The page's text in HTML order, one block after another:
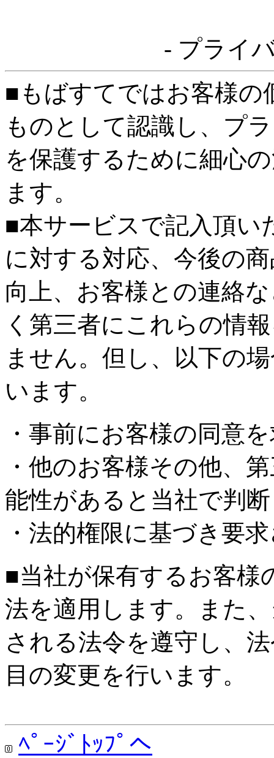
- プライ
■もばすてではお客様の
ものとして認識し、プ
を保護するために細心
ます。
■本サービスで記入頂い
に対する対応、今後の
向上、お客様との連絡
く第三者にこれらの情
ません。但し、以下の
います。
・事前にお客様の同意
・他のお客様その他、
能性があると当社で判
・法的権限に基づき要
■当社が保有するお客様
法を適用します。また
される法令を遵守し、
目の変更を行います。
ﾍﾟｰｼﾞﾄｯﾌﾟへ